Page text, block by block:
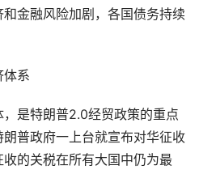
金融风险加剧，各国债务持续
体系
是特朗普2.0经贸政策的重点
普政府一上台就宣布对华征收
的关税在所有大国中仍为最